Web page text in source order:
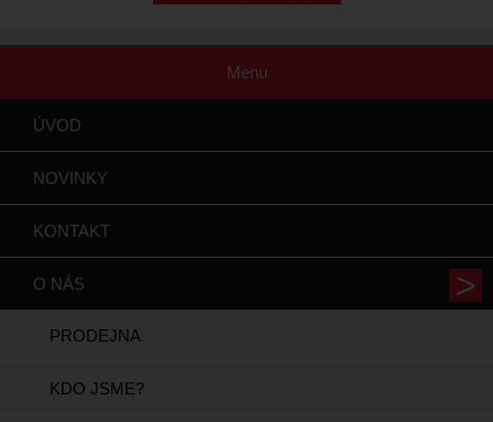
Menu
ÚVOD
NOVINKY
KONTAKT
O NÁS
PRODEJNA
KDO JSME?